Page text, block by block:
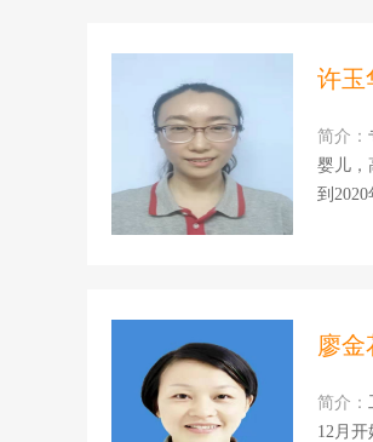
吃妈妈
心灵，
许玉
简介：
婴儿，
到
和包
廖金
简介：
12月